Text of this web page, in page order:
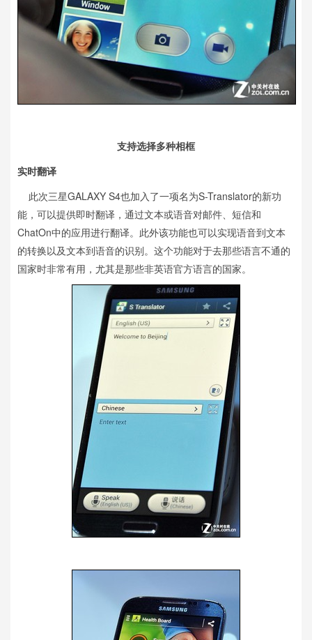
支持选择多种相框
实时翻译
此次三星GALAXY S4也加入了一项名为S-Translator的新功
能，可以提供即时翻译，通过文本或语音对邮件、短信和
ChatOn中的应用进行翻译。此外该功能也可以实现语音到文本
的转换以及文本到语音的识别。这个功能对于去那些语言不通的
国家时非常有用，尤其是那些非英语官方语言的国家。